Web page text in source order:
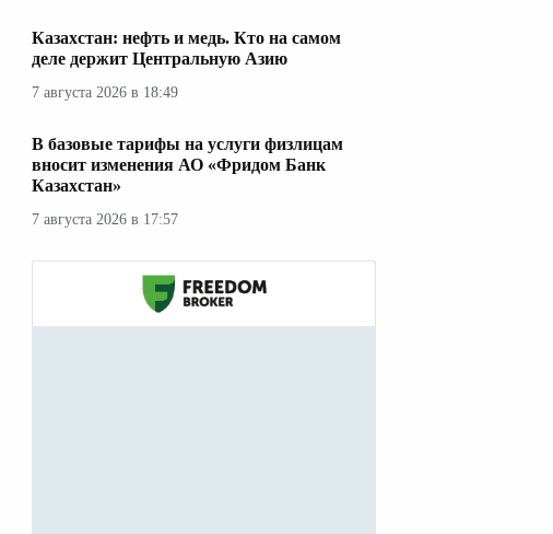
Казахстан: нефть и медь. Кто на самом
деле держит Центральную Азию
7 августа 2026 в 18:49
В базовые тарифы на услуги физлицам
вносит изменения АО «Фридом Банк
Казахстан»
7 августа 2026 в 17:57